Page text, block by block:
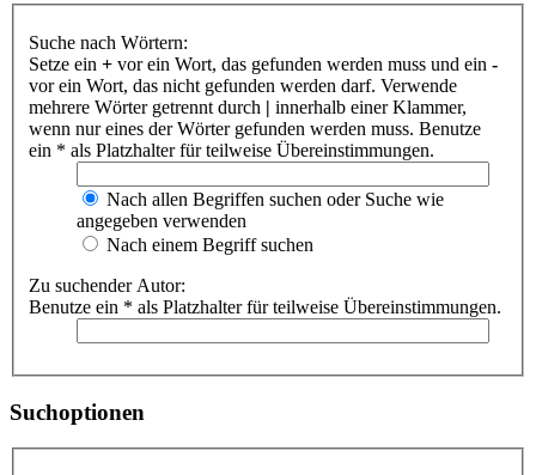
Suche nach Wörtern:
Setze ein + vor ein Wort, das gefunden werden muss und ein -
vor ein Wort, das nicht gefunden werden darf. Verwende
mehrere Wörter getrennt durch | innerhalb einer Klammer,
wenn nur eines der Wörter gefunden werden muss. Benutze
ein * als Platzhalter für teilweise Übereinstimmungen.
Nach allen Begriffen suchen oder Suche wie
angegeben verwenden
Nach einem Begriff suchen
Zu suchender Autor:
Benutze ein * als Platzhalter für teilweise Übereinstimmungen.
Suchoptionen